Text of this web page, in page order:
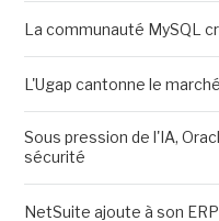
La communauté MySQL
L'Ugap cantonne le
Sous pression de l'IA,
sécurité
NetSuite ajoute à son